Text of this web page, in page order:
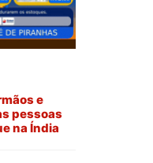
e
pessoas
na Índia